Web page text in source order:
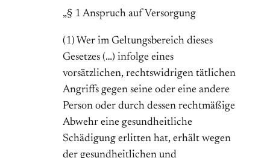
„§ 1 Anspruch auf Versorgung
(1) Wer im Geltungsbereich dieses
Gesetzes (…) infolge eines
vorsätzlichen, rechtswidrigen tätlichen
Angriffs gegen seine oder eine andere
Person oder durch dessen rechtmäßige
Abwehr eine gesundheitliche
Schädigung erlitten hat, erhält wegen
der gesundheitlichen und